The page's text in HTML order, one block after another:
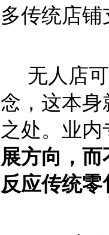
多传统店
无人店可
念，这本身
之处。业内
展方向，
反应传统